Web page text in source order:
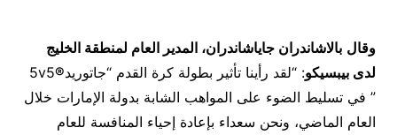
وقال بالاشاندران جاياشاندران، المدير العام لمنطقة الخليج
لدى بيبسيكو: “لقد رأينا تأثير بطولة كرة القدم “جاتوريد®
5v5
” في تسليط الضوء على المواهب الشابة بدولة الإمارات خلال
العام الماضي، ونحن سعداء بإعادة إحياء المنافسة للعام